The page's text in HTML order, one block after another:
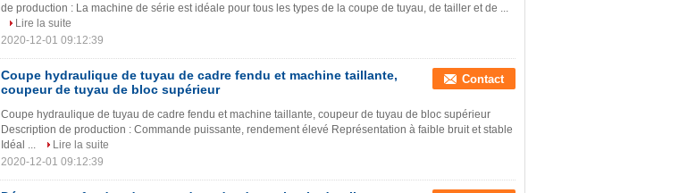
de production : La machine de série est idéale pour tous les types de la coupe de tuyau, de tailler et de ...
Lire la suite
2020-12-01 09:12:39
Coupe hydraulique de tuyau de cadre fendu et machine taillante,
coupeur de tuyau de bloc supérieur
Contact
Coupe hydraulique de tuyau de cadre fendu et machine taillante, coupeur de tuyau de bloc supérieur
Description de production : Commande puissante, rendement élevé Représentation à faible bruit et stable
Idéal ...
Lire la suite
2020-12-01 09:12:39